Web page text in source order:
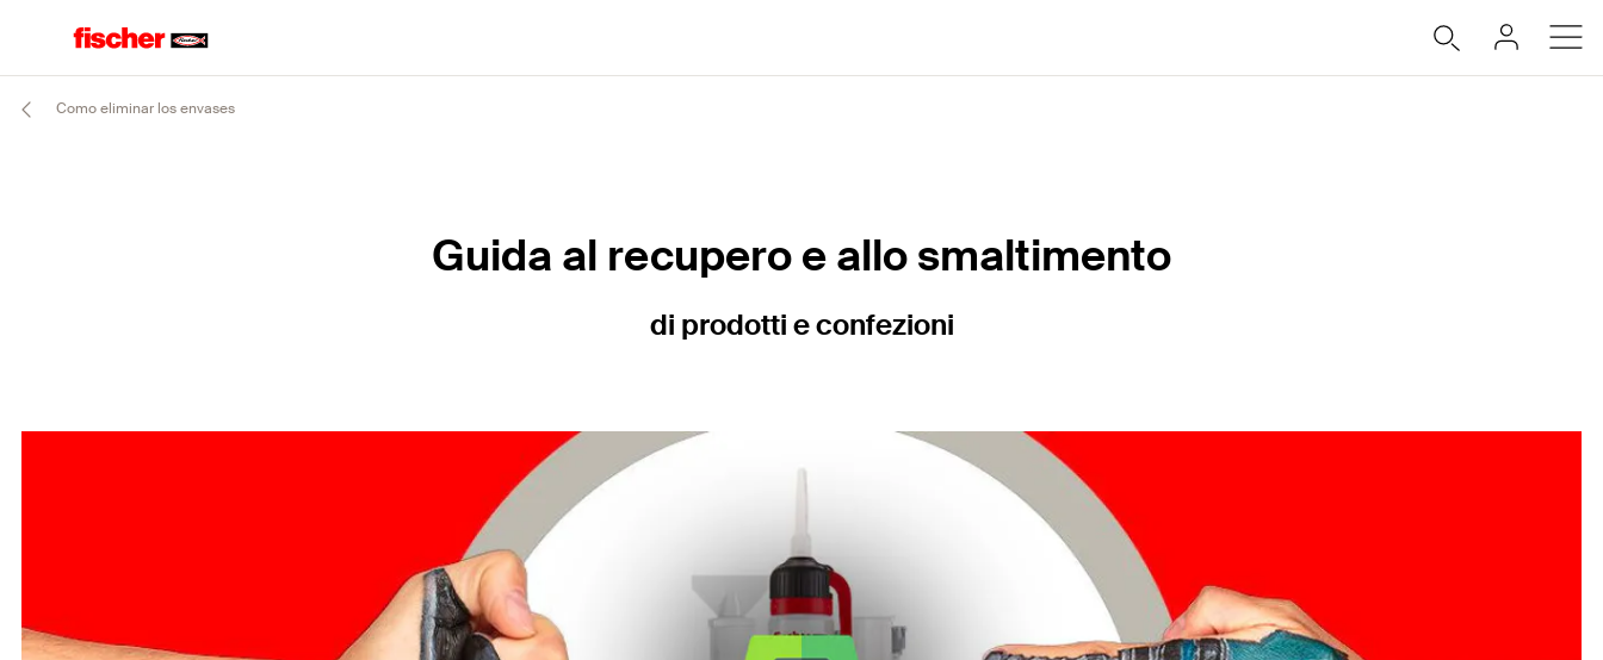
Como eliminar los envases
Guida al recupero e allo smaltimento
di prodotti e confezioni